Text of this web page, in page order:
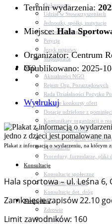
Dokumenty
Udział w Stowarzyszeniach
Jednostki, spółki, instytucje
Zasłużeni dla gminy
Petycje
Język migowy
Współpraca
NGO
Aktualności NGO
Rejestr Org. Pozarządowych
Rada Działalności Pożytku
Otwarte konkursy ofert
Dotacje udzielone z
Komunikaty organizacji o
Konsultacje z NGO
Centrum Wsparcia
Wolontariat
Procedury, formularze, pliki
Konsultacje
Konsultacje społeczne
Konsultacje z NGO
Konsultacje dot. dróg
Niezbędnik
Zdrowie
Oświata
Termin wydarzenia:
Miejsce:Hala
Organizator: Centrum
Opublikowano: 2025-
Wydrukuj
Plakat z informacją o wydarzeniu, na którym
Hala sportowa – ul. Leśna 6,
Zamknięcie zapisów 22.10
Limit zawodników: 160